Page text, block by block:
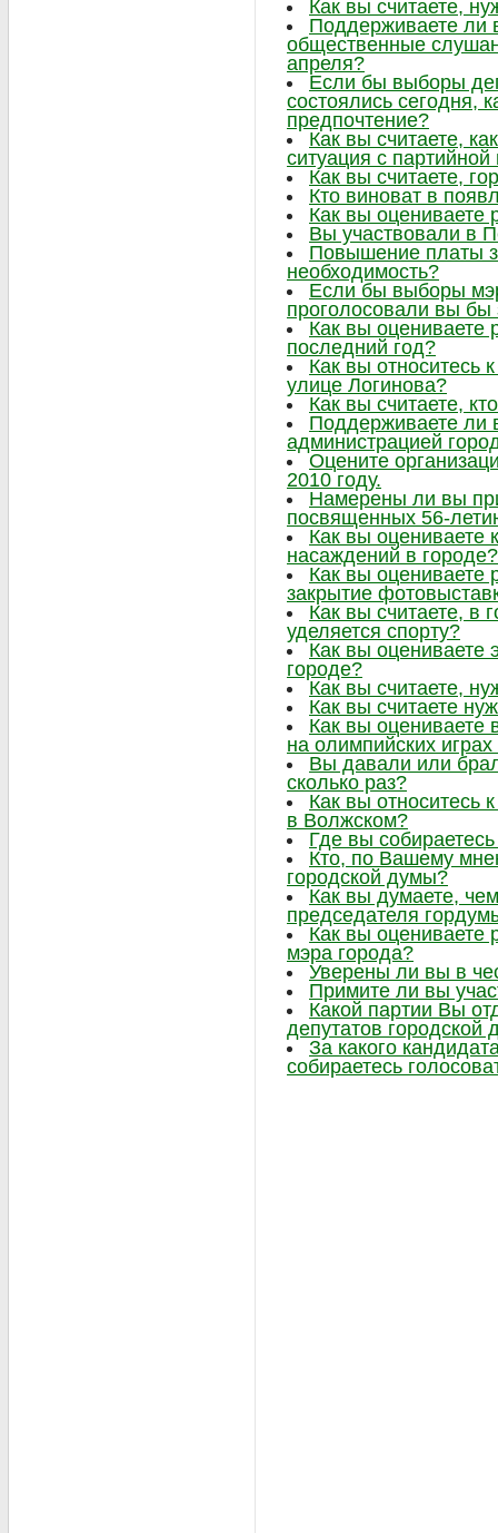
Как вы считаете,
Поддерживаете ли
общественные
апреля?
Если бы выборы
состоялись сегодня,
предпочтение?
Как вы считаете,
ситуация с
Как вы считаете,
Кто виноват в
Как вы оцениваете
Вы участвовали в
Повышение платы
необходимость?
Если бы выборы
проголосовали вы
Как вы оцениваете
последний год?
Как вы относитесь
улице Логинова?
Как вы считаете,
Поддерживаете ли
администрацией
Оцените
2010 году.
Намерены ли вы
посвященных 56-
Как вы оцениваете
насаждений в городе?
Как вы оцениваете
закрытие
Как вы считаете, в
уделяется спорту?
Как вы оцениваете
городе?
Как вы считаете,
Как вы считаете
Как вы оцениваете
на олимпийских
Вы давали или
сколько раз?
Как вы относитесь
в Волжском?
Где вы
Кто, по Вашему
городской думы?
Как вы думаете,
председателя
Как вы оцениваете
мэра города?
Уверены ли вы в
Примите ли вы
Какой партии Вы
депутатов городской
За какого
собираетесь